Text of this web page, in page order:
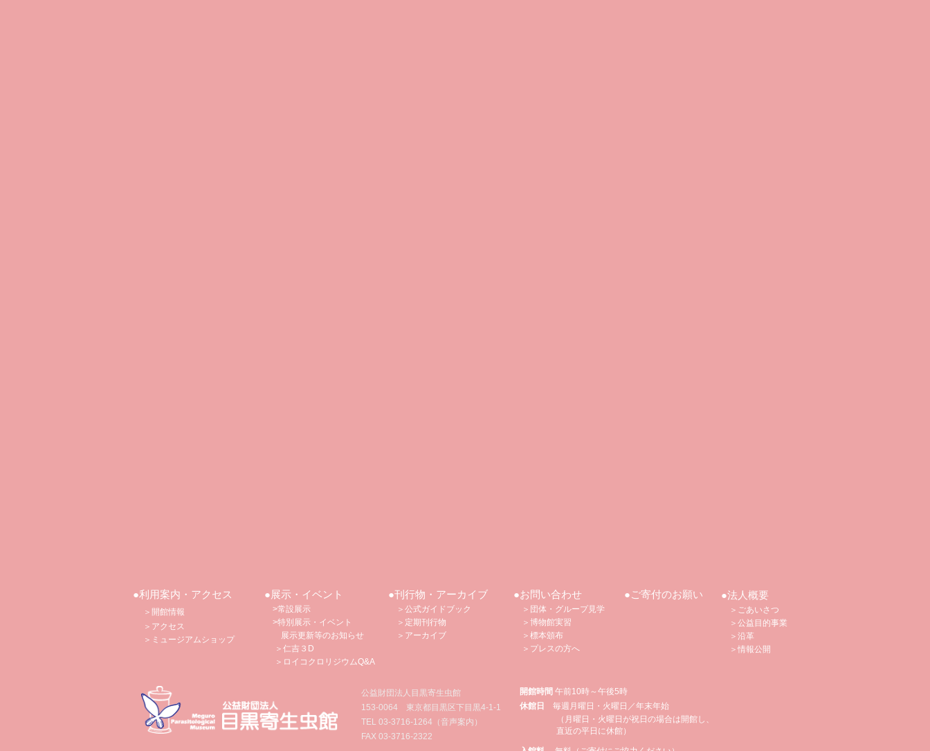
●利用案内・アクセス
＞開館情報
＞アクセス
​ ＞ ミュージアムショップ
●展示・イベント
>常設展示
>特別展示・イベント
展示更新等のお知らせ
＞仁吉３D
​ ＞ロイコクロリジウムQ&A
●刊行物・アーカイブ
＞公式ガイドブック
＞定期刊行物
＞アーカイブ
●お問い合わせ
＞団体・グループ見学
＞博物館実習
＞標本頒布
＞プレスの方へ
●ご寄付のお願い ●法人概要
＞ごあいさつ
＞公益目的事業
＞沿革
＞情報公開
公益財団法人目黒寄生虫館
153-0064 東京都目黒区下目黒4‐1‐1
TEL 03-3716-1264 （音声案内）
FAX 03-3716-2322
開館時間 午前10時～午後5時
休館日 毎週月曜日・火曜日／年末年始
（月曜日・火曜日が祝日の場合は開館し、
直近の平日に休館）